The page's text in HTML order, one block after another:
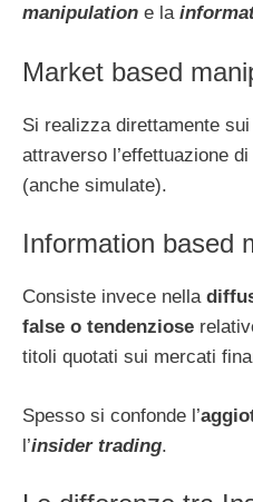
manipulation e la
Market based
Si realizza direttamente sui
attraverso l’effettuazione
(anche simulate).
Information based
Consiste invece nella
false o tendenziose
titoli quotati sui mercati
Spesso si confonde l’
l’insider trading.